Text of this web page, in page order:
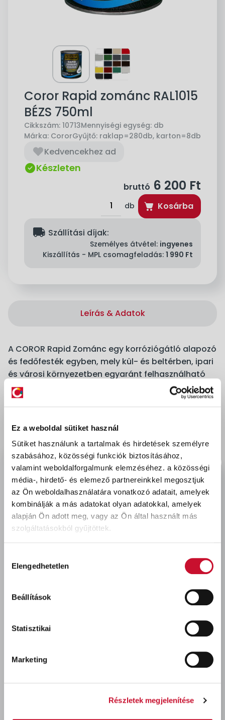
Ez a weboldal sütiket használ
Sütiket használunk a tartalmak és hirdetések személyre
szabásához, közösségi funkciók biztosításához,
valamint weboldalforgalmunk elemzéséhez. a közösségi
média-, hirdető- és elemező partnereinkkel megosztjuk
az Ön weboldalhasználatára vonatkozó adatait, amelyek
kombinálják a más adatokat olyan adatokkal, amelyek
alapján Ön adott meg, vagy az Ön által használt más
szolgáltatásokból gyűjtöttek.
kiválasztása
Elengedhetetlen
Beállítások
Statisztikai
Marketing
Részletek megjelenítése
Coror Rapid zománc RAL1015
BÉZS 750ml
Cikkszám: 10713Mennyiségi egység: db
Márka: CororGyűjtő: raklap=280db, karton=8db
Kedvencekhez ad
Készleten
bruttó 6 200 Ft
db Kosárba
delivery Szállítási díjak:
Személyes átvétel: ingyenes
Kiszállítás - MPL csomagfeladás: 1 990 Ft
Leírás & Adatok
A COROR Rapid Zománc egy korróziógátló alapozó
és fedőfesték egyben, mely kül- és beltérben, ipari
és városi környezetben egyaránt felhasználható
fémfelületek festésére. Könnyen kezelhető,
gyorsan száradó, kiváló fedőképességű,
acél, kovácsoltvas, alumínium, horganyzott acél,
zománcozott felület, jól tapadó rozsda, beton és
vakolat. Rozsdára festés esetén minimum 2-3
réteg felhordása kötelező. Az így kialakított felület
szép sima, selyemfényű, esztétikus megjelenésű.
Uretanizált alkid kötőanyagának köszönhetően
kiváló minőségű, rugalmas, tartós bevonatot ad
és az így képződött festékréteg szinte minden
védelmet biztosít az időjárás viszontagságaival
szemben. Felhasználható C3-as kategóriába
sorolt (jelentős korróziónak kitett) valamint savas,
sós, lúgos páraterhelésű csarnokok, műhelyek,
tárgyak: kapu, kerítés, korlát, kerti bútor, csatorna,
Utoljára megtekintett termékek